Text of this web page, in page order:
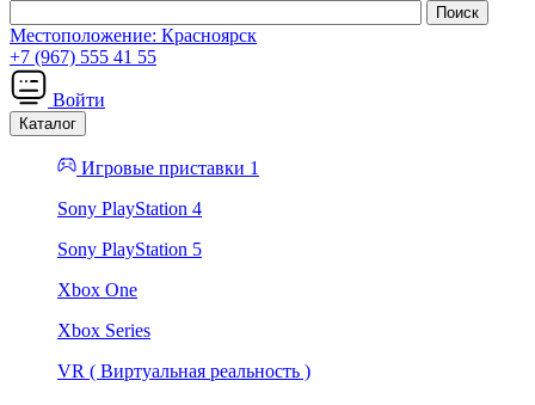
Местоположение: Красноярск
+7 (967) 555 41 55
Войти
Каталог
Игровые приставки 1
Sony PlayStation 4
Sony PlayStation 5
Xbox One
Xbox Series
VR ( Виртуальная реальность )